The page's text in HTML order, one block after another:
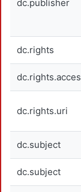
dc.publisher
dc.rights
dc.rights.acces
dc.rights.uri
dc.subject
dc.subject